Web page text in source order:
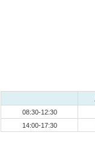
08:30-12:30
14:00-17:30